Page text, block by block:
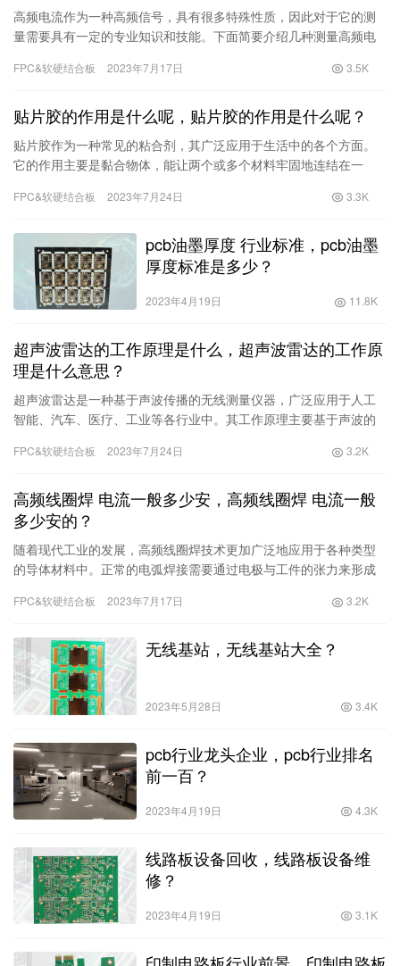
高频电流作为一种高频信号，具有很多特殊性质，因此对于它的测
量需要具有一定的专业知识和技能。下面简要介绍几种测量高频电
传感器法磁氧体传感器法通过测量高频电流产生
FPC&软硬结合板 2023年7月17日 3.5K
贴片胶的作用是什么呢，贴片胶的作用是什么呢？
贴片胶作为一种常见的粘合剂，其广泛应用于生活中的各个方面。
它的作用主要是黏合物体，能让两个或多个材料牢固地连结在一
不同领域的应用。1.在生活中的应用
FPC&软硬结合板 2023年7月24日 3.3K
pcb油墨厚度 行业标准，pcb油墨
厚度标准是多少？
2023年4月19日 11.8K
超声波雷达的工作原理是什么，超声波雷达的工作原
理是什么意思？
超声波雷达是一种基于声波传播的无线测量仪器，广泛应用于人工
智能、汽车、医疗、工业等各行业中。其工作原理主要基于声波的
测。超声波雷达的工作原理如下：当超声波传播到物
FPC&软硬结合板 2023年7月24日 3.2K
高频线圈焊 电流一般多少安，高频线圈焊 电流一般
多少安的？
随着现代工业的发展，高频线圈焊技术更加广泛地应用于各种类型
的导体材料中。正常的电弧焊接需要通过电极与工件的张力来形成
接。因此，在高频线圈焊的过程中，电流
FPC&软硬结合板 2023年7月17日 3.2K
无线基站，无线基站大全？
2023年5月28日 3.4K
pcb行业龙头企业，pcb行业排名
前一百？
2023年4月19日 4.3K
线路板设备回收，线路板设备维
修？
2023年4月19日 3.1K